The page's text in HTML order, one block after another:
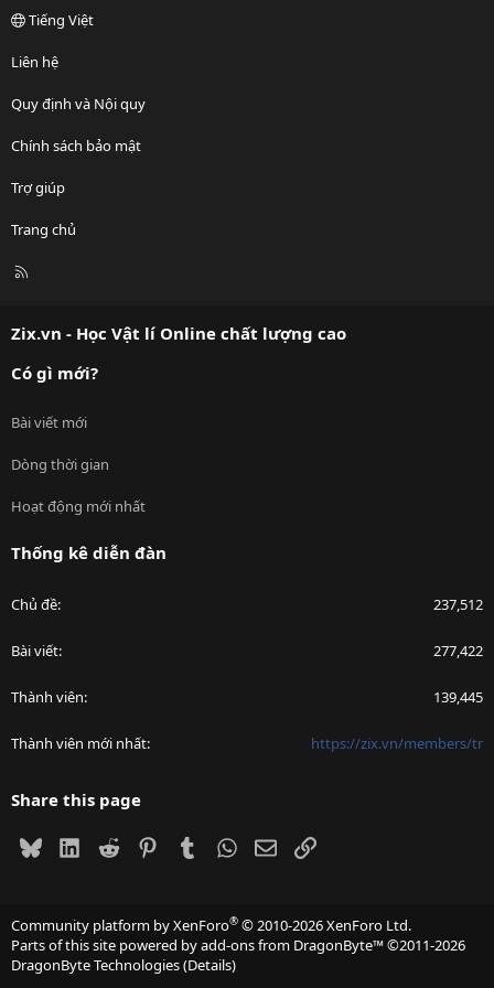
Tiếng Việt
Liên hệ
Quy định và Nội quy
Chính sách bảo mật
Trợ giúp
Trang chủ
R
Zix.vn - Học Vật lí Online chất lượng cao
Có gì mới?
Bài viết mới
Dòng thời gian
Hoạt động mới nhất
Thống kê diễn đàn
Chủ đề 237,512
Bài viết 277,422
Thành viên 139,445
Thành viên mới nhất https://zix.vn/members/tr
Share this page
BlueskyLinkedIn
Reddit PinterestTumblrWhatsApp
EmailLink
Community platform by XenForo® © 2010-2026 XenForo Ltd.
Parts of this site powered byadd-ons from DragonByte™©2011-2026
DragonByte Technologies(Details)